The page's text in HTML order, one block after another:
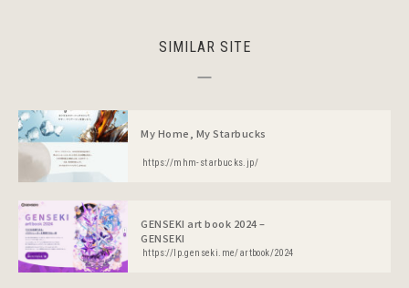
SIMILAR SITE
My Home, My Starbucks
https://mhm-starbucks.jp/
GENSEKI art book 2024 –
GENSEKI
https://lp.genseki.me/artbook/2024